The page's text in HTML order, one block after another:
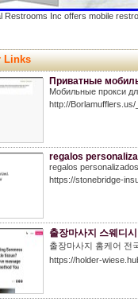
Restrooms Inc offers mobile
Links
Приватные
Мобильные прокси
http://
regalos
regalos personalizados
https://stonebridge-
출장마사지 스웨디
출장마사지 홈케어 전
https://holder-